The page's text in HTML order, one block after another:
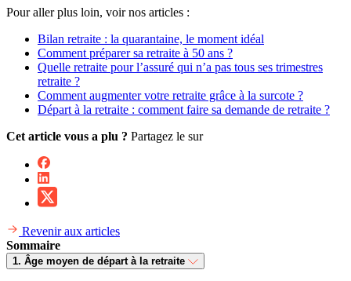
Pour aller plus loin, voir nos articles :
Bilan retraite : la quarantaine, le moment idéal
Comment préparer sa retraite à 50 ans ?
Quelle retraite pour l’assuré qui n’a pas tous ses trimestres
retraite ?
Comment augmenter votre retraite grâce à la surcote ?
Départ à la retraite : comment faire sa demande de retraite ?
Cet article vous a plu ? Partagez le sur
Revenir aux articles
Sommaire
1. Âge moyen de départ à la retraite